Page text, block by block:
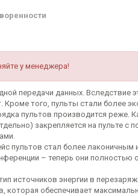
у менеджера!
передачи данных. Вследствие
Кроме того, пульты стали более
пультов производится реже.
закрепляется на пульте с
пультов стал более лаконичным
– теперь они полностью
источников энергии в
которая обеспечивает